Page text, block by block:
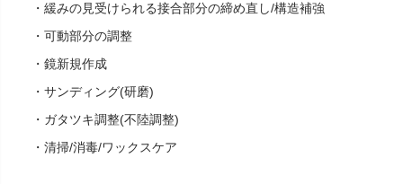
・緩みの見受けられる接合部分の締め直し/構造補強
・可動部分の調整
・鏡新規作成
・サンディング(研磨)
・ガタツキ調整(不陸調整)
・清掃/消毒/ワックスケア